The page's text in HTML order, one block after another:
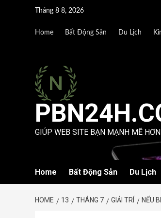
Tháng 8 8, 2026
Home Bất Động Sản Du Lịch
GIÚP WEB SITE BẠN MẠNH MẼ HƠN
Home Bất Động Sản Du Lịch
HOME 13 THÁNG 7 GIẢI TRÍ NẾU